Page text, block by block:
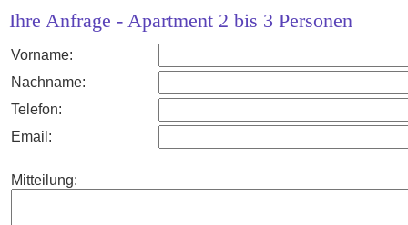
Ihre Anfrage - Apartment 2 bis 3 Personen
Vorname:
Nachname:
Telefon:
Email:
Mitteilung: